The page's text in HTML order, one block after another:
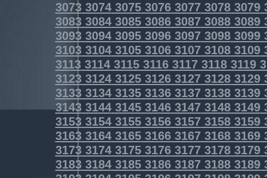
3073307430753076307730783079
3083308430853086308730883089
3093309430953096309730983099
3103310431053106310731083109
3113311431153116311731183119
3123312431253126312731283129
3133313431353136313731383139
3143314431453146314731483149
3153315431553156315731583159
3163316431653166316731683169
3173317431753176317731783179
3183318431853186318731883189